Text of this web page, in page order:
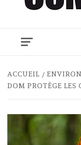
Menu
ACCUEIL
DOM PROTÈGE LES